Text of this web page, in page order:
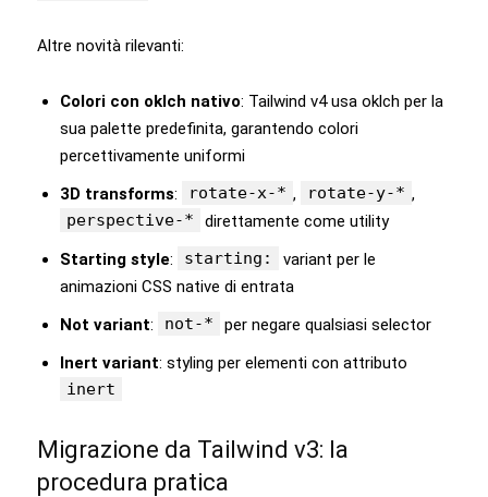
Altre novità rilevanti:
Colori con oklch nativo: Tailwind v4 usa oklch per la
sua palette predefinita, garantendo colori
percettivamente uniformi
3D transforms: rotate-x-* , rotate-y-* ,
perspective-*
direttamente come utility
Starting style: starting:
variant per le
animazioni CSS native di entrata
Not variant: not-*
per negare qualsiasi selector
Inert variant: styling per elementi con attributo
inert
Migrazione da Tailwind v3: la
procedura pratica